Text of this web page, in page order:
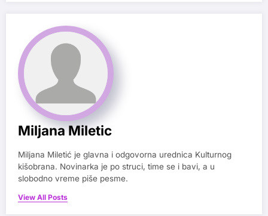
Miljana Miletic
Miljana Miletić je glavna i odgovorna urednica Kulturnog
kišobrana. Novinarka je po struci, time se i bavi, a u
slobodno vreme piše pesme.
View All Posts